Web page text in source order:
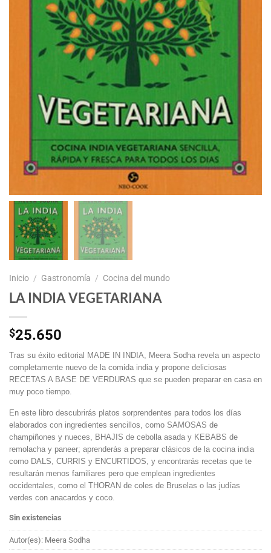
Inicio / Gastronomía / Cocina del mundo
LA INDIA VEGETARIANA
$25.650
Tras su éxito editorial MADE IN INDIA, Meera Sodha revela un aspecto
completamente nuevo de la comida india y propone deliciosas
RECETAS A BASE DE VERDURAS que se pueden preparar en casa en
muy poco tiempo.
En este libro descubrirás platos sorprendentes para todos los días
elaborados con ingredientes sencillos, como SAMOSAS de
champiñones y nueces, BHAJIS de cebolla asada y KEBABS de
remolacha y paneer; aprenderás a preparar clásicos de la cocina india
como DALS, CURRIS y ENCURTIDOS, y encontrarás recetas que te
resultarán menos familiares pero que emplean ingredientes
occidentales, como el THORAN de coles de Bruselas o las judías
verdes con anacardos y coco.
Sin existencias
Autor(es): Meera Sodha